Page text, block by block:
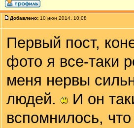
Добавлено: 10 июн 2014, 10:08
Первый пост,
фото я все-таки
меня нервы
людей.
И он
вспомнилось,